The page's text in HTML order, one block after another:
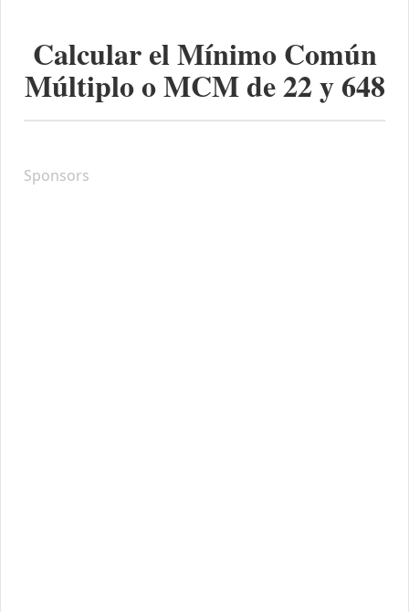
Calcular el Mínimo Común
Múltiplo o MCM de22y648
Sponsors